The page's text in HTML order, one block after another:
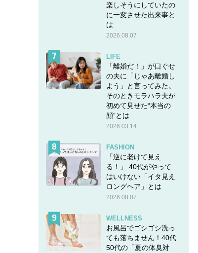
楽しそうにしていたの
に一変させた出来事と
は
2026.08.07
LIFE
「離婚だ！」が口ぐせ
の夫に「じゃあ離婚し
よう」と言ってみた。
そのときモラハラ夫が
初めて見せた“本当の
顔”とは
2026.03.14
FASHION
「逆に老けて見え
る！」 40代がやって
はいけない「イタ見え
ロングヘア」とは
2026.08.07
WELLNESS
お風呂でゴシゴシ洗っ
ても落ちません！40代
50代の「夏の体臭対